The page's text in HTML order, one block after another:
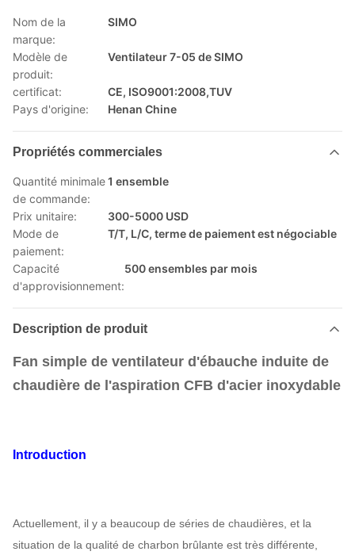
Nom de la
marque:
SIMO
Modèle de
produit:
Ventilateur 7-05 de SIMO
certificat:
CE, ISO9001:2008,TUV
Pays d'origine:
Henan Chine
Propriétés commerciales
Quantité minimale
de commande:
1 ensemble
Prix unitaire:
300-5000 USD
Mode de
paiement:
T/T, L/C, terme de paiement est négociable
Capacité
d'approvisionnement:
500 ensembles par mois
Description de produit
Fan simple de ventilateur d'ébauche induite de
chaudière de l'aspiration CFB d'acier inoxydable
Introduction
Actuellement, il y a beaucoup de séries de chaudières, et la
situation de la qualité de charbon brûlante est très différente,